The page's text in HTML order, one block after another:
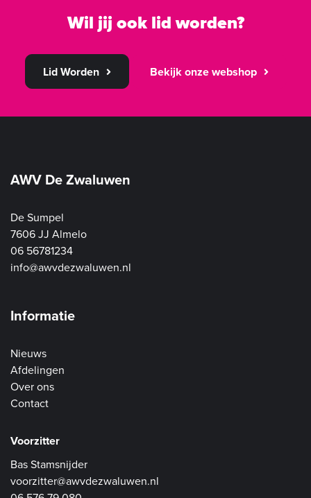
Wil jij ook lid worden?
Lid Worden Bekijk onze webshop
AWV De Zwaluwen
De Sumpel
7606 JJ Almelo
06 56781234
info@awvdezwaluwen.nl
Informatie
Nieuws
Afdelingen
Over ons
Contact
Voorzitter
Bas Stamsnijder
voorzitter@awvdezwaluwen.nl